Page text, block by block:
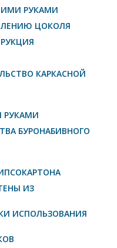
РУКАМИ
ЦОКОЛЯ
КАРКАСНОЙ
РУКАМИ
БУРОНАБИВНОГО
ИЗ
ИСПОЛЬЗОВАНИЯ